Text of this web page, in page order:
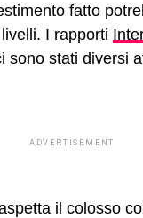
fatto
I rapporti
sono stati diversi
ADVERTISEMENT
il colosso